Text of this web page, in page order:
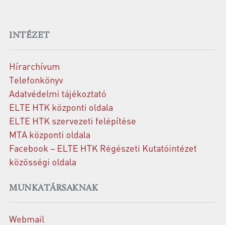
INTÉZET
Hírarchívum
Telefonkönyv
Adatvédelmi tájékoztató
ELTE HTK központi oldala
ELTE HTK szervezeti felépítése
MTA központi oldala
Facebook – ELTE HTK Régészeti Kutatóintézet
közösségi oldala
MUNKATÁRSAKNAK
Webmail